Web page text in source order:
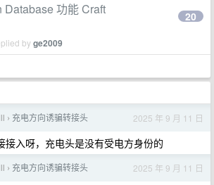
功能 Craft
byge2009
20
› 充电方向诱骗转接头 2025 年 9 月 11 日
接入呀，充电头是没有受电方身份的
› 充电方向诱骗转接头 2025 年 9 月 11 日